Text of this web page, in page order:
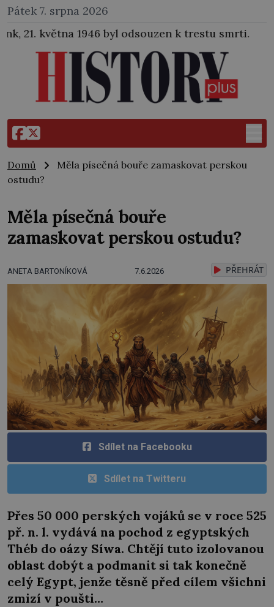
Pátek 7. srpna 2026
odsouzen k trestu smrti.
Domů
Měla písečná bouře zamaskovat perskou
ostudu?
Měla písečná bouře
zamaskovat perskou ostudu?
ANETA BARTONÍKOVÁ 7.6.2026 PŘEHRÁT
Sdílet na Facebooku
Sdílet na Twitteru
Přes 50 000 perských vojáků se v roce 525
př. n. l. vydává na pochod z egyptských
Théb do oázy Síwa. Chtějí tuto izolovanou
oblast dobýt a podmanit si tak konečně
celý Egypt, jenže těsně před cílem všichni
zmizí v poušti…